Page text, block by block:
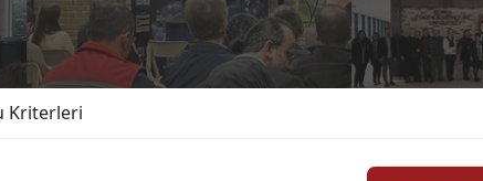
Kriterleri